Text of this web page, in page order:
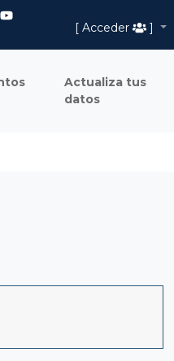
[ Acceder
]
Actualiza tus
datos